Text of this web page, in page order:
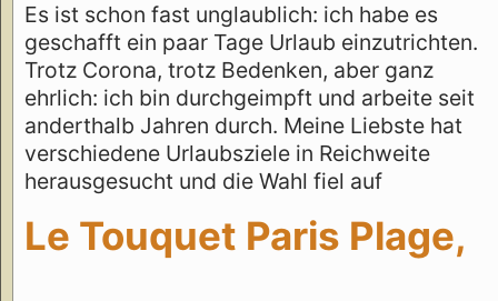
Es ist schon fast unglaublich: ich habe es
geschafft ein paar Tage Urlaub einzutrichten.
Trotz Corona, trotz Bedenken, aber ganz
ehrlich: ich bin durchgeimpft und arbeite seit
anderthalb Jahren durch. Meine Liebste hat
verschiedene Urlaubsziele in Reichweite
herausgesucht und die Wahl fiel auf
Le Touquet Paris Plage,